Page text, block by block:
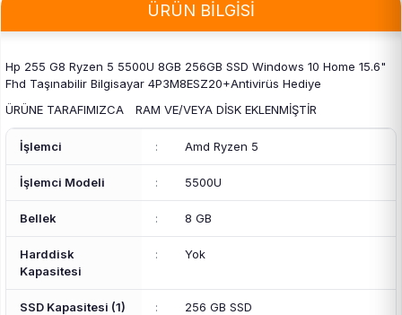
ÜRÜN BİLGİSİ
Hp 255 G8 Ryzen 5 5500U 8GB 256GB SSD Windows 10 Home 15.6"
Fhd Taşınabilir Bilgisayar 4P3M8ESZ20+Antivirüs Hediye
ÜRÜNE TARAFIMIZCA RAM VE/VEYA DİSK EKLENMİŞTİR
İşlemci : Amd Ryzen 5
İşlemci Modeli : 5500U
Bellek : 8 GB
Harddisk
Kapasitesi
: Yok
SSD Kapasitesi (1) : 256 GB SSD